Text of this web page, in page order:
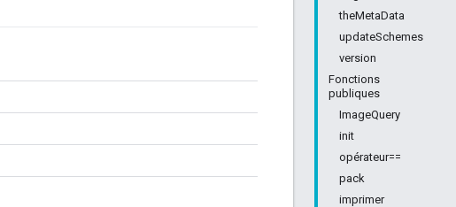
theMetaData
updateSchemes
version
Fonctions
publiques
ImageQuery
init
opérateur==
pack
imprimer